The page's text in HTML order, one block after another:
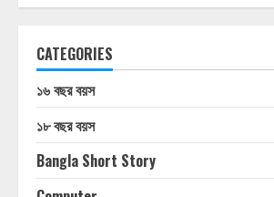
CATEGORIES
১৬ বছর বয়স
১৮ বছর বয়স
Bangla Short Story